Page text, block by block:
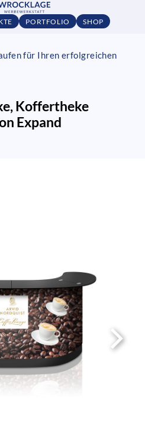
PORTFOLIO SHOP
für Ihren erfolgreichen
Koffertheke
Expand